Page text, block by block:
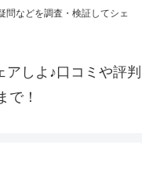
問などを調査・検証してシェ
しよ♪口コミや評判
で！